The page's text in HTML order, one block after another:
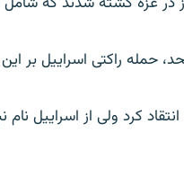
حمله راکتی اسراییل بر
کرد ولی از اسراییل نام